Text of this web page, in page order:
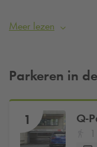
in één golf kon
parkeerplaats?
Q-Parkde Bijenkorf
Meer lezen
Parkeren in
1 Q-